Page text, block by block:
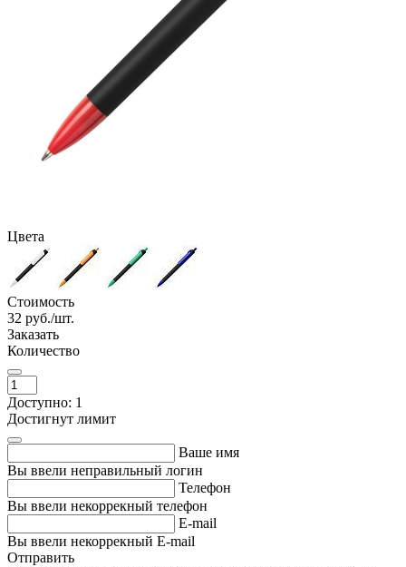
Цвета
Стоимость
32 руб./шт.
Заказать
Количество
Доступно: 1
Достигнут лимит
Ваше имя
Вы ввели неправильный логин
Телефон
Вы ввели некоррекный телефон
E-mail
Вы ввели некоррекный E-mail
Отправить